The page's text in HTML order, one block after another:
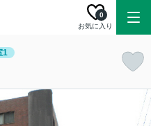
お気に入り
0
1